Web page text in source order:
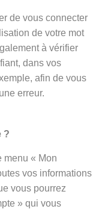
de vous connecter
de votre mot
à vérifier
dans vos
afin de vous
erreur.
?
menu « Mon
vos informations
vous pourrez
» qui vous